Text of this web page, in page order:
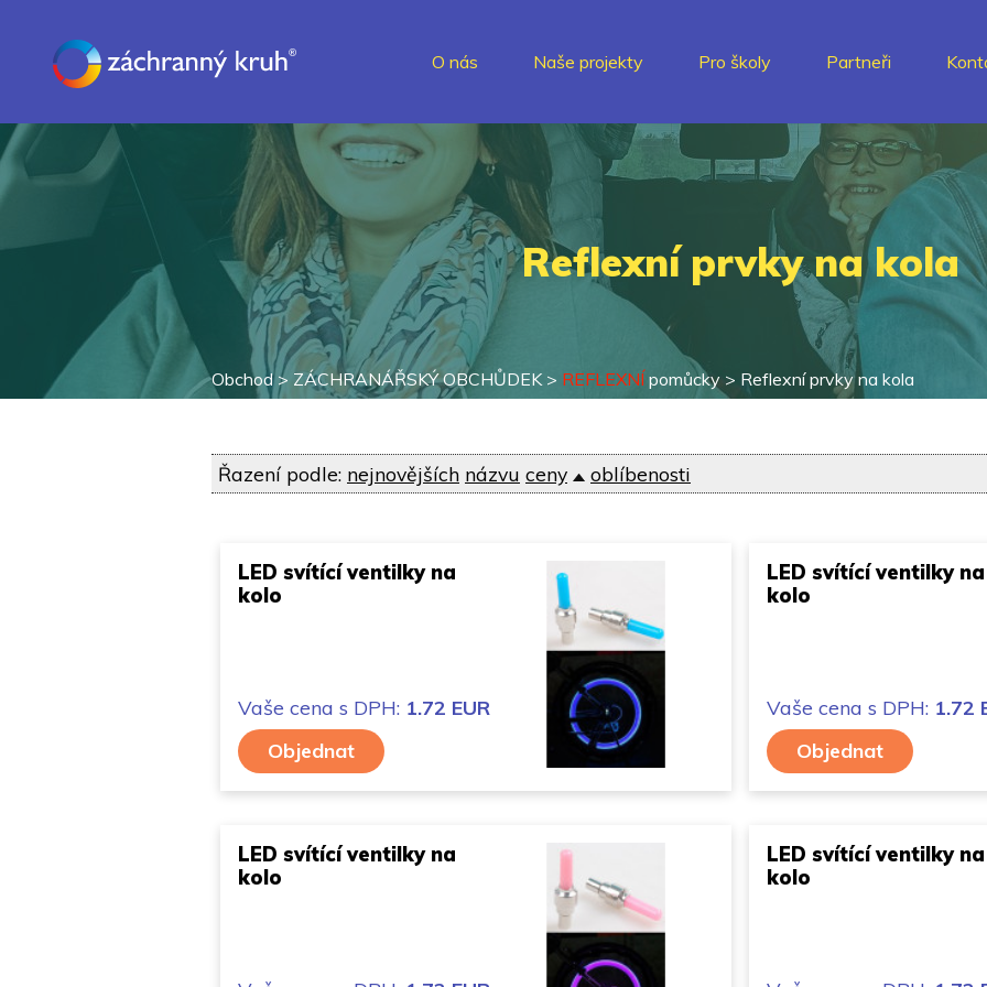
O nás Naše projekty Pro školy Partneři
Reflexní prvky na kola
Obchod > ZÁCHRANÁŘSKÝ OBCHŮDEK> REFLEXNÍ pomůcky > Reflexní prvky na kola
Řazení podle: nejnovějších názvu ceny oblíbenosti
LED svítící ventilky na
kolo
Vaše cena s DPH: 1.72 EUR
Objednat
LED svítící ventilky na
kolo
Vaše cena s DPH: 1.72
Objednat
LED svítící ventilky na
kolo
LED svítící ventilky na
kolo